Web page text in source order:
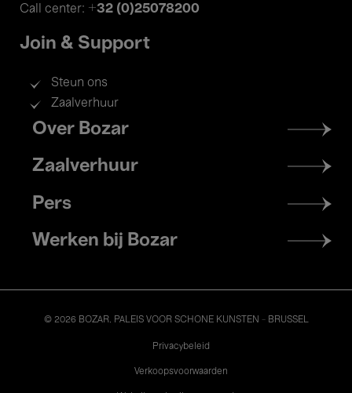
Call center: +32 (0)25078200
Join & Support
Steun ons
Zaalverhuur
Footer
menu
Over Bozar
Zaalverhuur
Pers
Werken bij Bozar
© 2026 BOZAR. PALEIS VOOR SCHONE KUNSTEN - BRUSSEL
Privacybeleid
Verkoopsvoorwaarden